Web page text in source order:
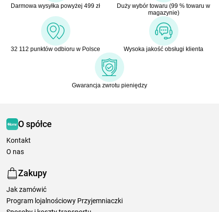
Darmowa wysyłka powyżej 499 zł
Duży wybór towaru (99 % towaru w
magazynie)
32 112 punktów odbioru w Polsce Wysoka jakość obsługi klienta
Gwarancja zwrotu pieniędzy
O spółce
Kontakt
O nas
Zakupy
Jak zamówić
Program lojalnościowy Przyjemniaczki